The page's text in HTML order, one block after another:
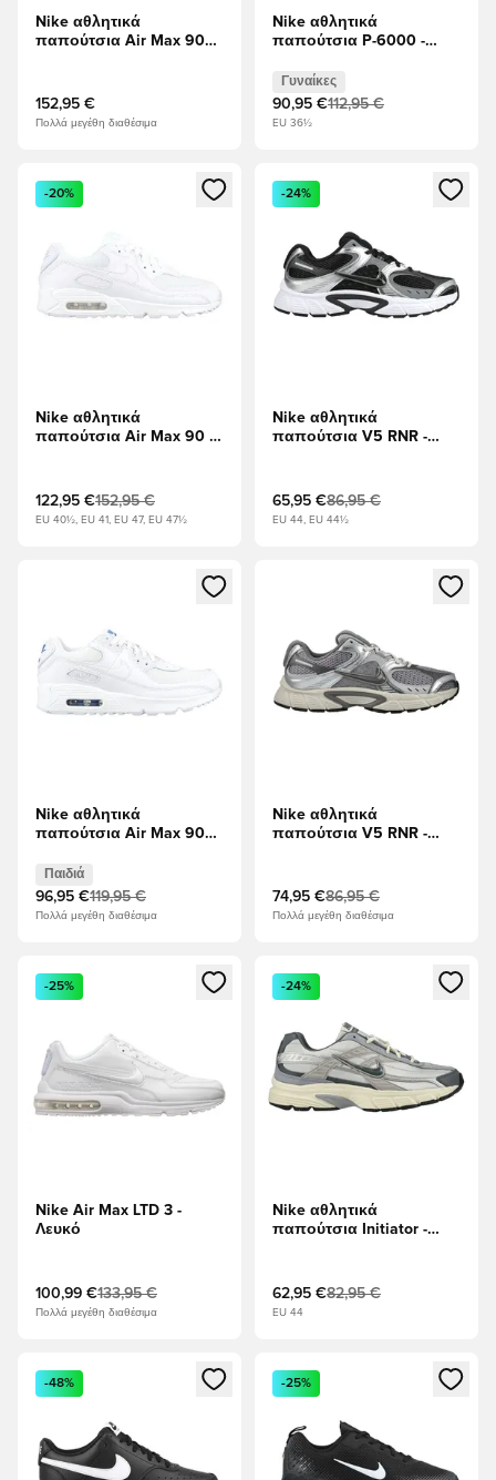
Nike αθλητικά
παπούτσια Air Max 90
152,95 €
Πολλά μεγέθη διαθέσιμα
Nike αθλητικά
παπούτσια P-6000 -
μαύρο Γυναίκες
Γυναίκες
90,95 €112,95 €
EU 36½
Ανοίγει ένα Modal για να συνδεθείτε ή να εγγραφείτε ως
-20%
Nike αθλητικά
παπούτσια Air Max 90 -
122,95 €152,95 €
EU 40½, EU 41, EU 47, EU 47½
Ανοίγει ένα Modal για να
-24%
Nike αθλητικά
παπούτσια V5 RNR -
65,95 €86,95 €
EU 44, EU 44½
Ανοίγει ένα Modal για να συνδεθείτε ή να εγγραφείτε ως
Nike αθλητικά
παπούτσια Air Max 90
Crystal Παιδιά
Παιδιά
96,95 €119,95 €
Πολλά μεγέθη διαθέσιμα
Ανοίγει ένα Modal για να
Nike αθλητικά
παπούτσια V5 RNR -
74,95 €86,95 €
Πολλά μεγέθη διαθέσιμα
Ανοίγει ένα Modal για να συνδεθείτε ή να εγγραφείτε ως
-25%
Nike Air Max LTD 3 -
Λευκό
100,99 €133,95 €
Πολλά μεγέθη διαθέσιμα
Ανοίγει ένα Modal για να
-24%
Nike αθλητικά
παπούτσια Initiator -
62,95 €82,95 €
EU 44
Ανοίγει ένα Modal για να συνδεθείτε ή να εγγραφείτε ως
-48%
Ανοίγει ένα Modal για να
-25%